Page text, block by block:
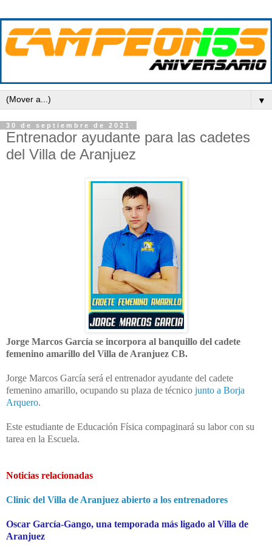
▼
30 de septiembre de 2021
Entrenador ayudante para las cadetes
del Villa de Aranjuez
Jorge Marcos García se incorpora al banquillo del cadete
femenino amarillo del Villa de Aranjuez CB.
Jorge Marcos García será el entrenador ayudante del cadete
femenino amarillo, ocupando su plaza de técnico junto a Borja
Arquero.
Este estudiante de Educación Física compaginará su labor con su
tarea en la Escuela.
Noticias relacionadas
Clinic del Villa de Aranjuez abierto a los entrenadores
Oscar García-Gango, una temporada más ligado al Villa de
Aranjuez